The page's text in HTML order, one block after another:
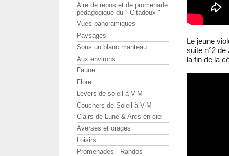
Le jeune
suite n°2
la fin de la
Aire de repos et de promenade
pédagogique du " Citadoux "
Vues panoramiques
Paysages
Sous un blanc manteau
Aux environs
Faune
Flore
Levers de soleil à V-M
Couchers de Soleil à V-M
Clairs de Lune & Arcs-en-ciel
Averses et orages
Loisirs
Promenades - Randos